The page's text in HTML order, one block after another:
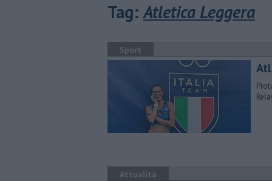
Tag:Atletica Leggera
Sport
Attualità